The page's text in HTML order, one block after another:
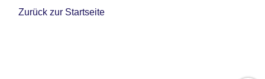
Zurück zur Startseite